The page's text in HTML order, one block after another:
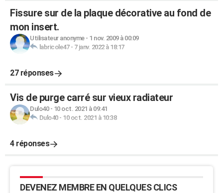
Fissure sur de la plaque décorative au fond de
mon insert.
Utilisateur anonyme- 1 nov. 2009 à 00:09
labricole47- 7 janv. 2022 à 18:17
27 réponses
Vis de purge carré sur vieux radiateur
Dulo40- 10 oct. 2021 à 09:41
Dulo40- 10 oct. 2021 à 10:38
4 réponses
DEVENEZ MEMBRE EN QUELQUES CLICS